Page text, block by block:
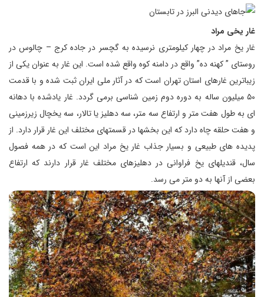
غار یخی مراد
غار یخ مراد در چهار کیلومتری نرسیده به گچسر در جاده کرج – چالوس در
روستای ” کهنه ده” واقع در دامنه کوه واقع شده است. این غار به عنوان یکی از
زیباترین غارهای استان تهران است که در آثار ملی ایران ثبت شده و با قدمت
۵۰ میلیون ساله به دوره دوم زمین شناسی برمی گردد. غار یادشده با دهانه
ای به طول هفت متر و ارتفاع سه متر، سه دهلیز یا تالار، سه یخچال زیرزمینی
و هفت حلقه چاه دارد که این بخشها در قسمتهای مختلف این غار قرار دارد. از
پدیده های طبیعی و بسیار جذاب غار یخ مراد این است که در همه فصول
سال، قندیلهای یخ فراوانی در دهلیزهای مختلف غار قرار دارند که ارتفاع
بعضی از آنها به دو متر می رسد.